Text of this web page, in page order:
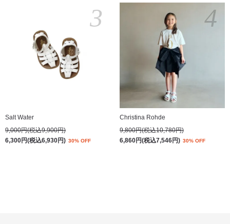
Salt Water
9,000円(税込9,900円)
6,300円(税込6,930円) 30% OFF
3
Christina Rohde
9,800円(税込10,780円)
6,860円(税込7,546円) 30% OFF
4